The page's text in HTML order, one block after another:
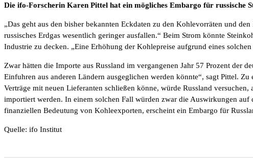
Die ifo-Forscherin Karen Pittel hat ein mögliches Embargo für russische
„Das geht aus den bisher bekannten Eckdaten zu den Kohlevorräten und
russisches Erdgas wesentlich geringer ausfallen.“ Beim Strom könnte
Industrie zu decken. „Eine Erhöhung der Kohlepreise aufgrund eines
Zwar hätten die Importe aus Russland im vergangenen Jahr 57 Prozent der
Einfuhren aus anderen Ländern ausgeglichen werden könnte“, sagt Pittel.
Verträge mit neuen Lieferanten schließen könne, würde Russland
importiert werden. In einem solchen Fall würden zwar die Auswirkungen
finanziellen Bedeutung von Kohleexporten, erscheint ein Embargo für
Quelle: ifo Institut